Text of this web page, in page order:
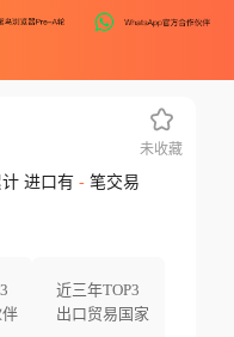
进口有 -笔交易
近三年TOP3
出口贸易国家
未收藏